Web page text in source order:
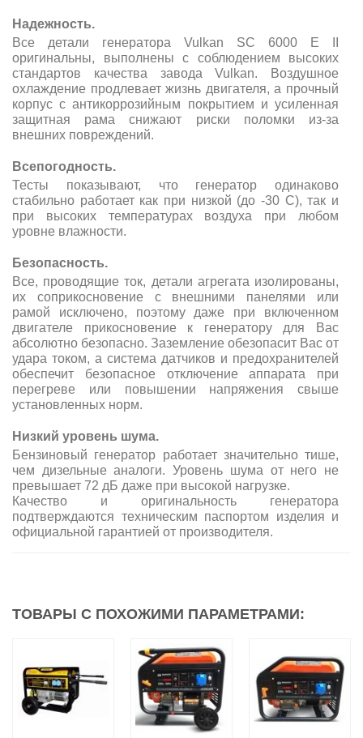
Надежность.
Все детали генератора Vulkan SC 6000 E ІІ
оригинальны, выполнены с соблюдением высоких
стандартов качества завода Vulkan. Воздушное
охлаждение продлевает жизнь двигателя, а прочный
корпус с антикоррозийным покрытием и усиленная
защитная рама снижают риски поломки из-за
внешних повреждений.
Всепогодность.
Тесты показывают, что генератор одинаково
стабильно работает как при низкой (до -30 С), так и
при высоких температурах воздуха при любом
уровне влажности.
Безопасность.
Все, проводящие ток, детали агрегата изолированы,
их соприкосновение с внешними панелями или
рамой исключено, поэтому даже при включенном
двигателе прикосновение к генератору для Вас
абсолютно безопасно. Заземление обезопасит Вас от
удара током, а система датчиков и предохранителей
обеспечит безопасное отключение аппарата при
перегреве или повышении напряжения свыше
установленных норм.
Низкий уровень шума.
Бензиновый генератор работает значительно тише,
чем дизельные аналоги. Уровень шума от него не
превышает 72 дБ даже при высокой нагрузке.
Качество и оригинальность генератора
подтверждаются техническим паспортом изделия и
официальной гарантией от производителя.
ТОВАРЫ С ПОХОЖИМИ ПАРАМЕТРАМИ: